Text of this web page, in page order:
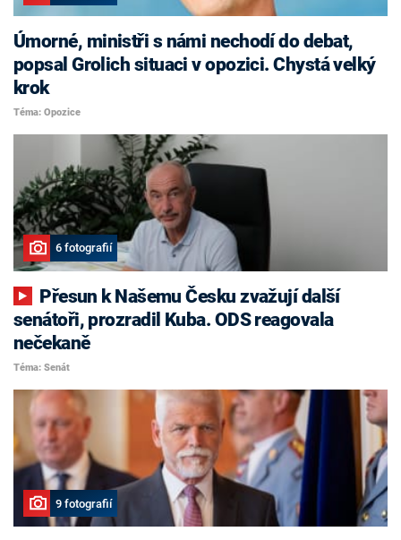
Úmorné, ministři s námi nechodí do debat,
popsal Grolich situaci v opozici. Chystá velký
krok
Téma: Opozice
6 fotografií
senátoři, prozradil Kuba. ODS reagovala
nečekaně
Téma: Senát
9 fotografií